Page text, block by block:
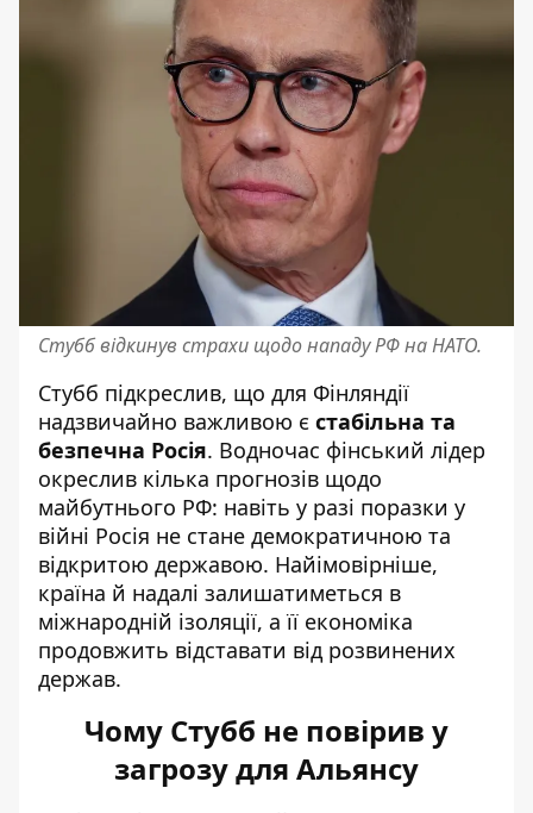
Стубб відкинув страхи щодо нападу РФ на НАТО.
Стубб підкреслив, що для Фінляндії
надзвичайно важливою є стабільна та
безпечна Росія. Водночас фінський лідер
окреслив кілька прогнозів щодо
майбутнього РФ: навіть у разі поразки у
війні Росія не стане демократичною та
відкритою державою. Найімовірніше,
країна й надалі залишатиметься в
міжнародній ізоляції, а її економіка
продовжить відставати від розвинених
держав.
Чому Стубб не повірив у
загрозу для Альянсу